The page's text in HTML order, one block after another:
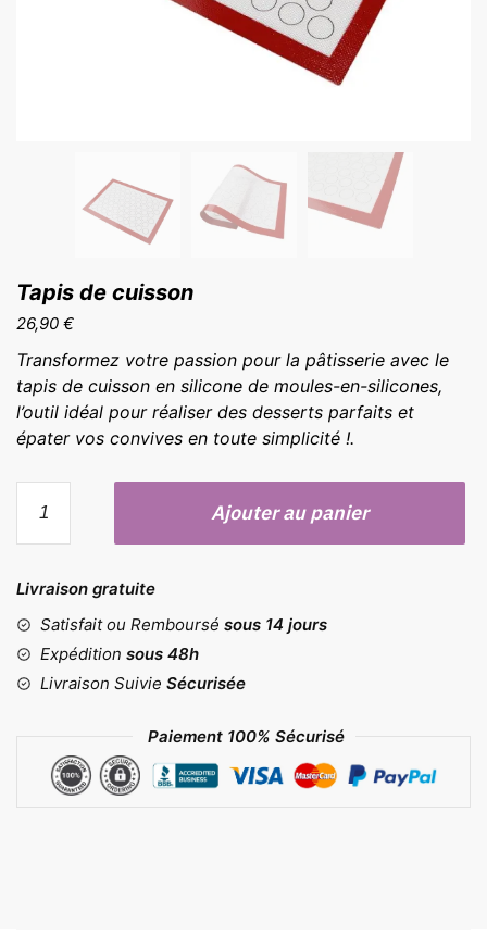
Tapis de cuisson
26,90 €
Transformez votre passion pour la pâtisserie avec le
tapis de cuisson en silicone de moules-en-silicones,
l’outil idéal pour réaliser des desserts parfaits et
épater vos convives en toute simplicité !.
Tapis
cuisson
Ajouter au panier
Livraison gratuite
Satisfait ou Remboursé sous 14 jours
Expédition sous 48h
Livraison Suivie Sécurisée
Paiement 100% Sécurisé